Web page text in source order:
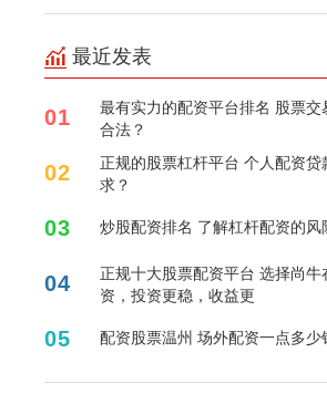
最近发表
01
最有实力的配资平台排名 股票交
合法？
02
正规的股票杠杆平台 个人配资贷
求？
03 炒股配资排名 了解杠杆配资的风
04
正规十大股票配资平台 选择尚牛
资，投资更稳，收益更
05 配资股票温州 场外配资一点多少